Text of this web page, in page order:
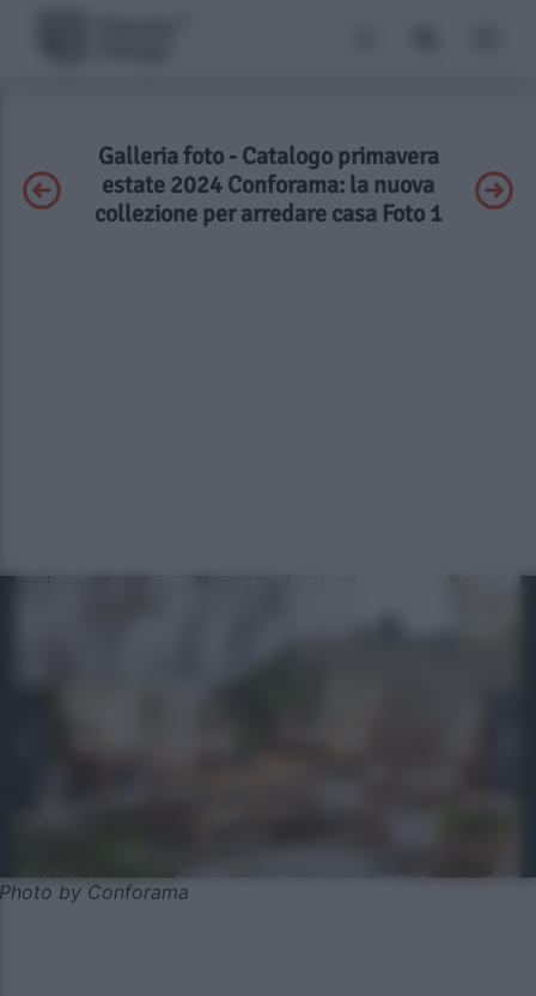
Galleria foto - Catalogo primavera
estate 2024 Conforama: la nuova
collezione per arredare casa Foto 1
Photo by Conforama